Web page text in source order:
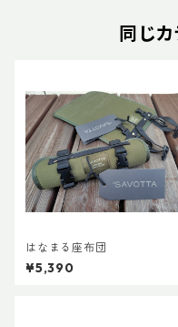
同じ
はなまる座布団
¥5,390